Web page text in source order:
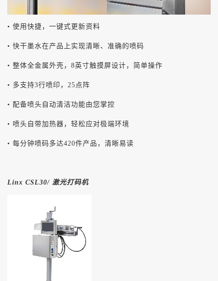
• 使用快捷，一键式更新资料
• 快干墨水在产品上实现清晰、准确的喷码
• 整体全金属外壳，8英寸触摸屏设计，简单操作
• 多支持3行喷印，25点阵
• 配备喷头自动清洁功能由您掌控
• 喷头自带加热器，轻松应对极端环境
• 每分钟喷码多达420件产品，清晰易读
Linx CSL30/ 激光打码机